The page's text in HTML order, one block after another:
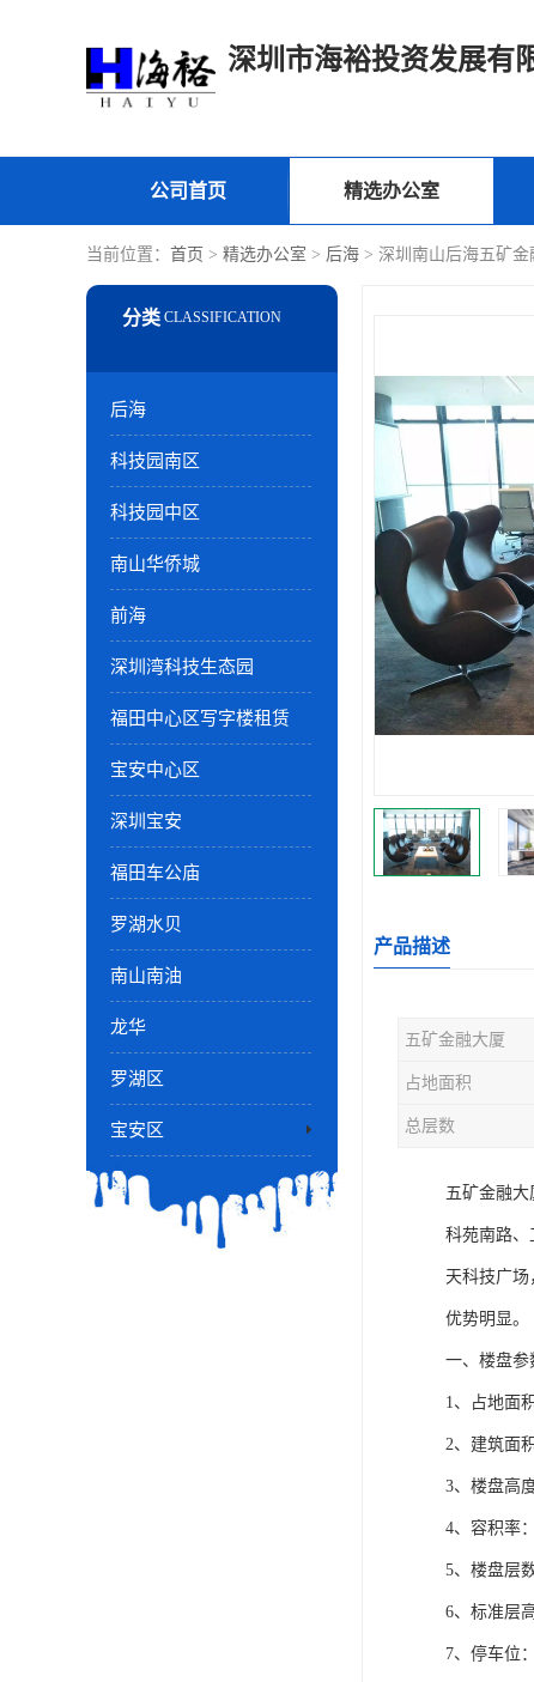
深圳市海裕投资发展有
公司首页 精选办公室
当前位置： 首页 > 精选办公室 > 后海 > 深圳南山后海五矿
后海
科技园南区
科技园中区
南山华侨城
前海
深圳湾科技生态园
福田中心区写字楼租赁
宝安中心区
深圳宝安
福田车公庙
罗湖水贝
南山南油
龙华
罗湖区
宝安区
产品描述
五矿金融大厦
占地面积
总层数
五矿金融大
科苑南路、
天科技广
优势明显。
一、楼盘参
1、占地面
2、建筑面
3、楼盘高
4、容积率
5、楼盘层
6、标准层
7、停车位